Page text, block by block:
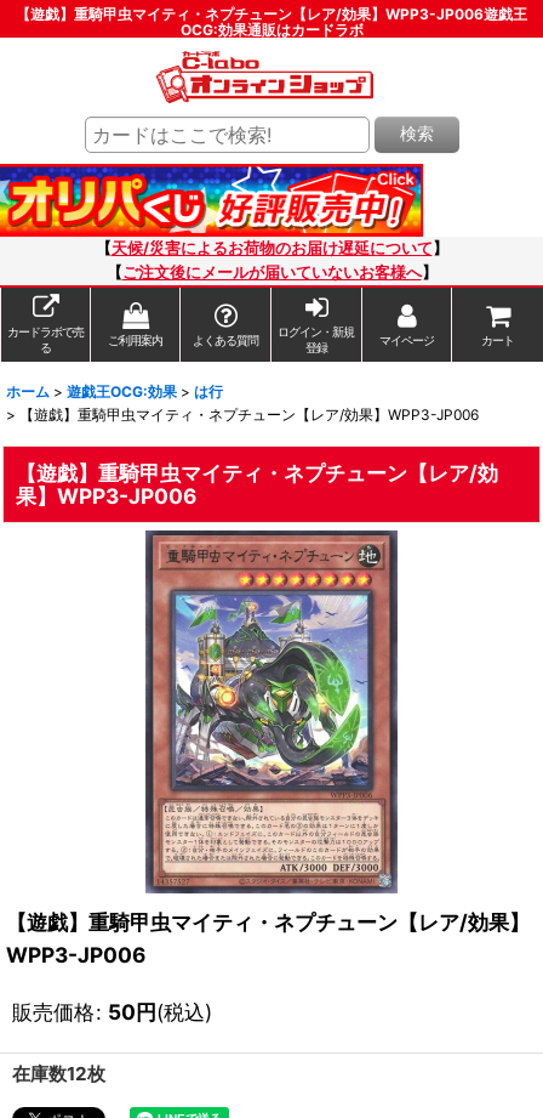
【遊戯】重騎甲虫マイティ・ネプチューン【レア/効果】WPP3-JP006遊戯王
OCG:効果通販はカードラボ
検索
【天候/災害によるお荷物のお届け遅延について 】
【ご注文後にメールが届いていないお客様へ】
カードラボで売
る
ご利用案内 よくある質問
ログイン・新規
登録
マイページ カート
ホーム > 遊戯王OCG:効果 > は行
>
【遊戯】重騎甲虫マイティ・ネプチューン【レア/効果】WPP3-JP006
【遊戯】重騎甲虫マイティ・ネプチューン【レア/効
果】WPP3-JP006
【遊戯】重騎甲虫マイティ・ネプチューン【レア/効果】
WPP3-JP006
販売価格: 50円(税込)
在庫数12枚